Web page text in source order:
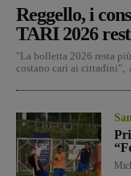
Reggello, i
TARI 2026
"La bolletta 2026 resta
costano cari ai cittadini",